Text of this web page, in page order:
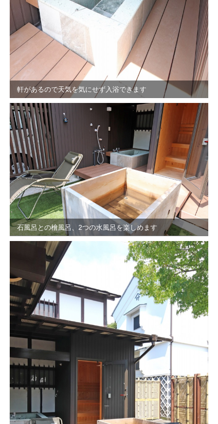
軒があるので天気を気にせず入浴できます
石風呂との檜風呂、2つの水風呂を楽しめます